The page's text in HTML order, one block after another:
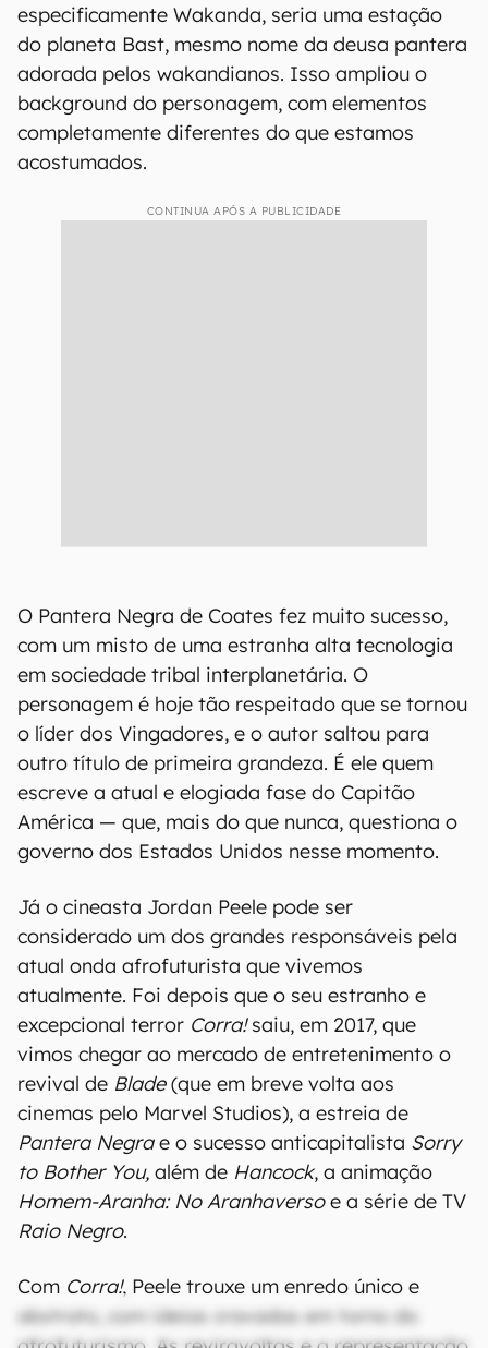
especificamente Wakanda, seria uma estação
do planeta Bast, mesmo nome da deusa pantera
adorada pelos wakandianos. Isso ampliou o
background do personagem, com elementos
completamente diferentes do que estamos
acostumados.
CONTINUA APÓS A PUBLICIDADE
O Pantera Negra de Coates fez muito sucesso,
com um misto de uma estranha alta tecnologia
em sociedade tribal interplanetária. O
personagem é hoje tão respeitado que se tornou
o líder dos Vingadores, e o autor saltou para
outro título de primeira grandeza. É ele quem
escreve a atual e elogiada fase do Capitão
América — que, mais do que nunca, questiona o
governo dos Estados Unidos nesse momento.
Já o cineasta Jordan Peele pode ser
considerado um dos grandes responsáveis pela
atual onda afrofuturista que vivemos
atualmente. Foi depois que o seu estranho e
excepcional terror Corra!saiu, em 2017, que
vimos chegar ao mercado de entretenimento o
revival de Blade(que em breve volta aos
cinemas pelo Marvel Studios), a estreia de
Pantera Negrae o sucesso anticapitalista Sorry
to Bother You, além de Hancock, a animação
Homem-Aranha: No Aranhaversoe a série de TV
Raio Negro.
Com Corra!, Peele trouxe um enredo único e
abstrato, com ideias cravadas em torno do